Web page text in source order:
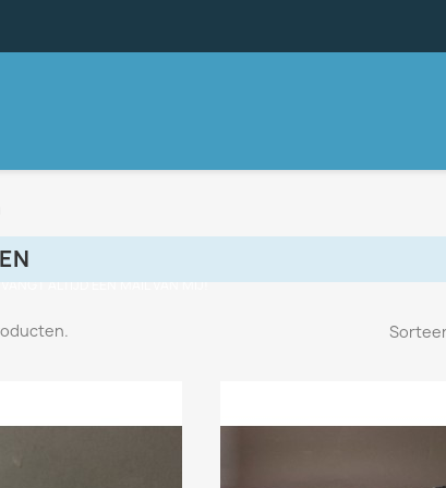
ALTIJD EEN MAIL VAN MIJ!